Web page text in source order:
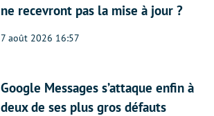
ne recevront pas la mise à jour ?
7 août 2026 16:57
Google Messages s’attaque enfin à
deux de ses plus gros défauts